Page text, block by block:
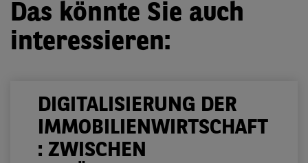
Das könnte Sie auch
interessieren:
DIGITALISIERUNG DER
IMMOBILIENWIRTSCHAFT
: ZWISCHEN